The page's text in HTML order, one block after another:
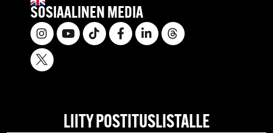
SOSIAALINEN MEDIA
LIITY POSTITUSLISTALLE